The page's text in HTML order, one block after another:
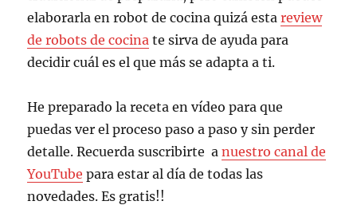
elaborarla en robot de cocina quizá estareview
de robots de cocina te sirva de ayuda para
decidir cuál es el que más se adapta a ti.
He preparado la receta en vídeo para que
puedas ver el proceso paso a paso y sin perder
detalle. Recuerda suscribirte anuestro canal de
YouTube para estar al día de todas las
novedades. Es gratis!!